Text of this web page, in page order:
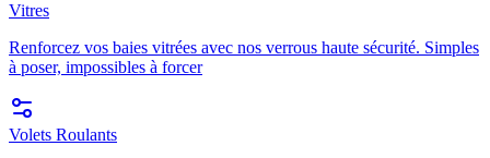
Vitres
Renforcez vos baies vitrées avec nos verrous haute sécurité. Simples
à poser, impossibles à forcer
Volets Roulants